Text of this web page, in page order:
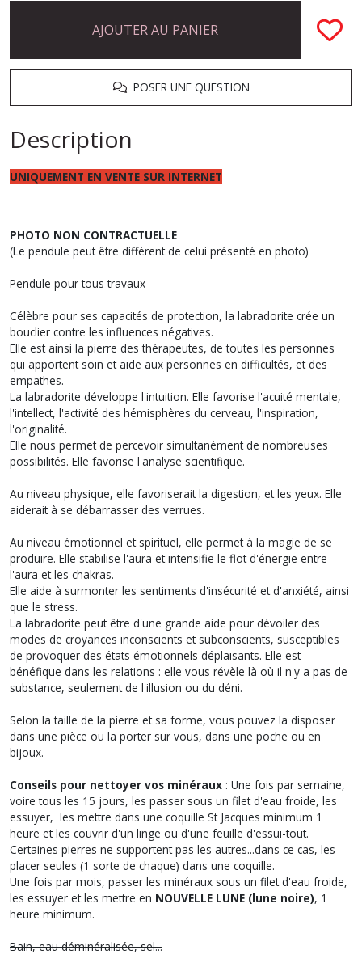
AJOUTER AU PANIER
POSER UNE QUESTION
Description
UNIQUEMENT EN VENTE SUR INTERNET
PHOTO NON CONTRACTUELLE
(Le pendule peut être différent de celui présenté en photo)
Pendule pour tous travaux
Célèbre pour ses capacités de protection, la labradorite crée un
bouclier contre les influences négatives.
Elle est ainsi la pierre des thérapeutes, de toutes les personnes
qui apportent soin et aide aux personnes en difficultés, et des
empathes.
La labradorite développe l'intuition. Elle favorise l'acuité mentale,
l'intellect, l'activité des hémisphères du cerveau, l'inspiration,
l'originalité.
Elle nous permet de percevoir simultanément de nombreuses
possibilités. Elle favorise l'analyse scientifique.
Au niveau physique, elle favoriserait la digestion, et les yeux. Elle
aiderait à se débarrasser des verrues.
Au niveau émotionnel et spirituel, elle permet à la magie de se
produire. Elle stabilise l'aura et intensifie le flot d'énergie entre
l'aura et les chakras.
Elle aide à surmonter les sentiments d'insécurité et d'anxiété, ainsi
que le stress.
La labradorite peut être d'une grande aide pour dévoiler des
modes de croyances inconscients et subconscients, susceptibles
de provoquer des états émotionnels déplaisants. Elle est
bénéfique dans les relations : elle vous révèle là où il n'y a pas de
substance, seulement de l'illusion ou du déni.
Selon la taille de la pierre et sa forme, vous pouvez la disposer
dans une pièce ou la porter sur vous, dans une poche ou en
bijoux.
Conseils pour nettoyer vos minéraux : Une fois par semaine,
voire tous les 15 jours, les passer sous un filet d'eau froide, les
essuyer, les mettre dans une coquille St Jacques minimum 1
heure et les couvrir d'un linge ou d'une feuille d'essui-tout.
Certaines pierres ne supportent pas les autres...dans ce cas, les
placer seules (1 sorte de chaque) dans une coquille.
Une fois par mois, passer les minéraux sous un filet d'eau froide,
les essuyer et les mettre en NOUVELLE LUNE (lune noire), 1
heure minimum.
Bain, eau déminéralisée, sel...